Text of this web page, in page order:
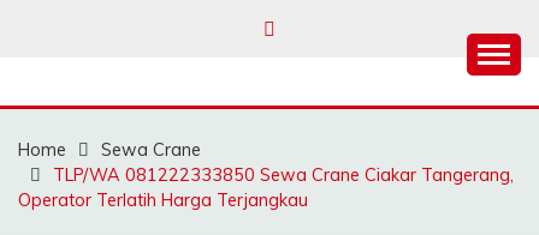
SAHABAT CRANE |
JASA SEWA CRANE |
FORKLIFT | SKYLIFT
Home
Sewa Crane
TLP/WA 081222333850 Sewa Crane Ciakar Tangerang,
Operator Terlatih Harga Terjangkau